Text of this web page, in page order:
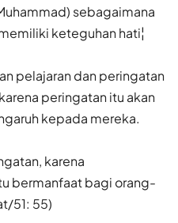
sebagaimana
keteguhan hati¦
pelajaran dan peringatan
peringatan itu akan
kepada mereka.
karena
bermanfaat bagi orang-
51: 55)